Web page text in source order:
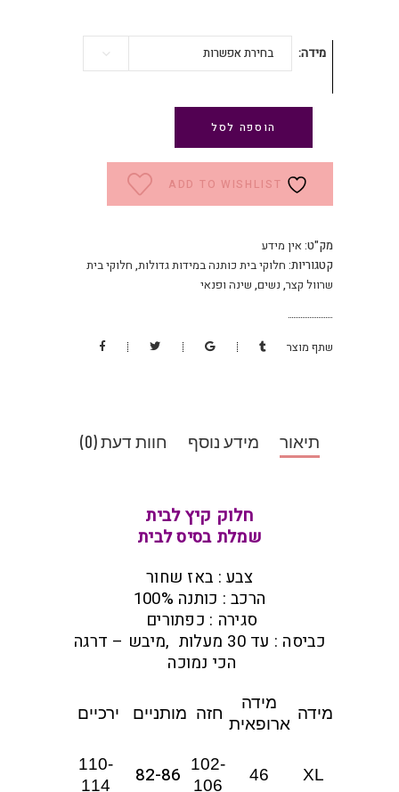
מידה בחירת אפשרות
הוספה לסל
ADD TO WISHLIST
מק"ט: אין מידע
קטגוריות: חלוקי בית כותנה במידות גדולות, חלוקי בית
שרוול קצר, נשים, שינה ופנאי
שתף מוצר
תיאור מידע נוסף חוות דעת (0)
חלוק קיץ לבית
שמלת בסיס לבית
צבע : באז שחור
הרכב : כותנה 100%
סגירה : כפתורים
כביסה : עד 30 מעלות ,מיבש – דרגה
הכי נמוכה
מידה
מידה
ארופאית
חזה מותניים ירכיים
XL
46
102-
106
82-86
110-
114